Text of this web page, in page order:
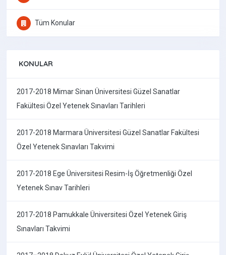
Tüm Konular
KONULAR
2017-2018 Mimar Sinan Üniversitesi Güzel Sanatlar
Fakültesi Özel Yetenek Sınavları Tarihleri
2017-2018 Marmara Üniversitesi Güzel Sanatlar Fakültesi
Özel Yetenek Sınavları Takvimi
2017-2018 Ege Üniversitesi Resim-İş Öğretmenliği Özel
Yetenek Sınav Tarihleri
2017-2018 Pamukkale Üniversitesi Özel Yetenek Giriş
Sınavları Takvimi